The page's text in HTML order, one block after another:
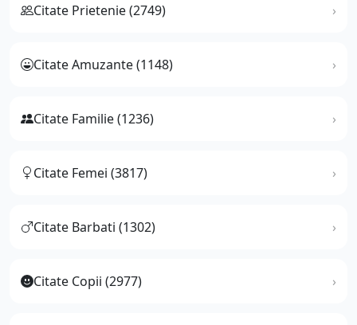
Citate Prietenie (2749)
Citate Amuzante (1148)
Citate Familie (1236)
Citate Femei (3817)
Citate Barbati (1302)
Citate Copii (2977)